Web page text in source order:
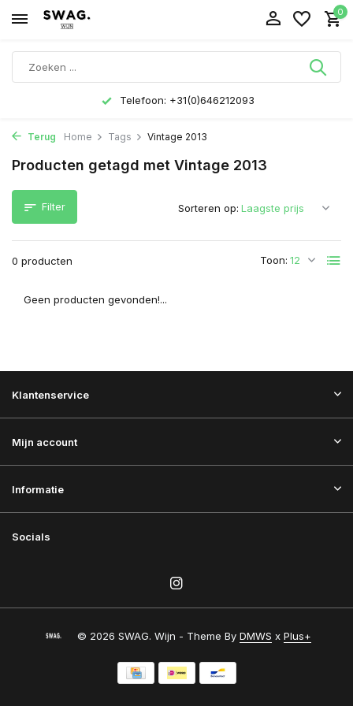
0
Telefoon: +31(0)646212093
Terug Home Tags Vintage 2013
Producten getagd met Vintage 2013
Filter
0 producten Toon:
Sorteren op:
Geen producten gevonden!...
Klantenservice
Mijn account
Informatie
Socials
© 2026 SWAG. Wijn - Theme By DMWS x Plus+